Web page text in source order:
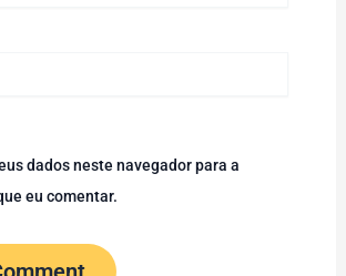
dados neste navegador para a
eu comentar.